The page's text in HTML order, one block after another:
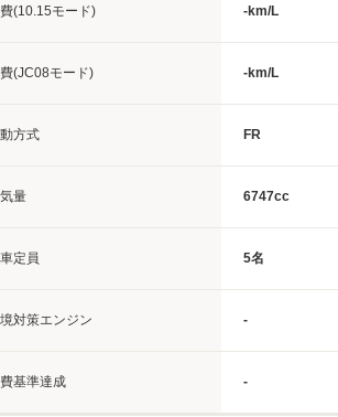
(10.15モード) -km/L
(JC08モード) -km/L
方式 FR
量 6747cc
定員 5名
対策エンジン -
基準達成 -